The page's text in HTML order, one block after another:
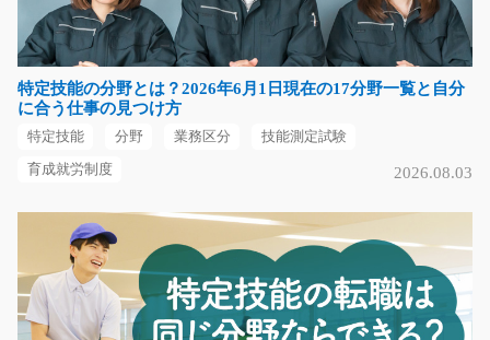
バイク通勤OK！高時給！リーチフォークでの入出荷作業
をお願いします！商…
長期（3ヶ月以上）
時給1650円
神奈川県川崎市川崎区
軽作業 タブレットへの在庫数登録/y01_01090
☆期間限定☆工場内にある部品の在庫を数えタブレット
特定技能の分野とは？2026年6月1日現在の17分野一覧と自分
に合う仕事の見つけ方
特定技能 分野 業務区分 技能測定試験
育成就労制度 2026.08.03